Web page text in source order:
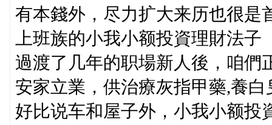
有本錢外，尽力扩大来历也很是
上班族的小我小额投資理財法子
過渡了几年的职場新人後，咱們
安家立業，供治療灰指甲藥,養
好比说车和屋子外，小我小额投